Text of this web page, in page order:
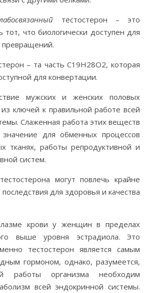
тестостерон – это
тот, что биологически доступен для
превращений.
– та часть C19H28O2, которая
для конвертации.
мужских и женских половых
ключей к правильной работе всей
Слаженная работа этих веществ
для обменных процессов
тканях, работы репродуктивной и
систем.
могут повлечь крайне
для здоровья и качества
крови у женщин в пределах
выше уровня эстрадиола. Это
тестостерон является самым
гормоном, однако, разумеется,
работы организма необходим
всей эндокринной системы.